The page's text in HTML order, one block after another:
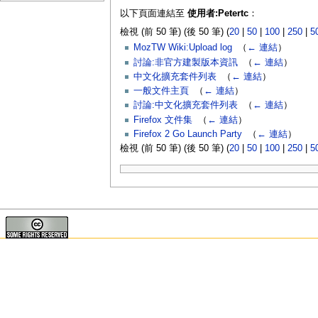
以下頁面連結至 使用者:Petertc：
檢視 (前 50 筆) (後 50 筆) (20| 50| 100| 250|
MozTW Wiki:Upload log‎ （ ← 連結）
討論:非官方建製版本資訊‎ （ ← 連結）
中文化擴充套件列表‎ （ ← 連結）
一般文件主頁
（ ← 連結）
討論:中文化擴充套件列表‎ （ ← 連結）
Firefox 文件集‎ （ ← 連結）
Firefox 2 Go Launch Party‎ （ ← 連結）
檢視 (前 50 筆) (後 50 筆) (20| 50| 100| 250|